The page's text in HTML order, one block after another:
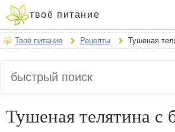
твоё питание
Твоё питание Рецепты Тушеная
Тушеная телятина с